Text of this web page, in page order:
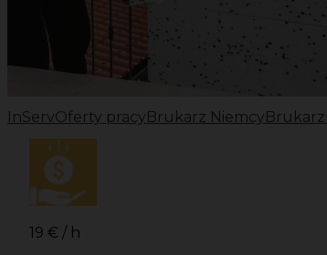
InServOferty pracy Brukarz Niemcy Brukarz
19 € / h